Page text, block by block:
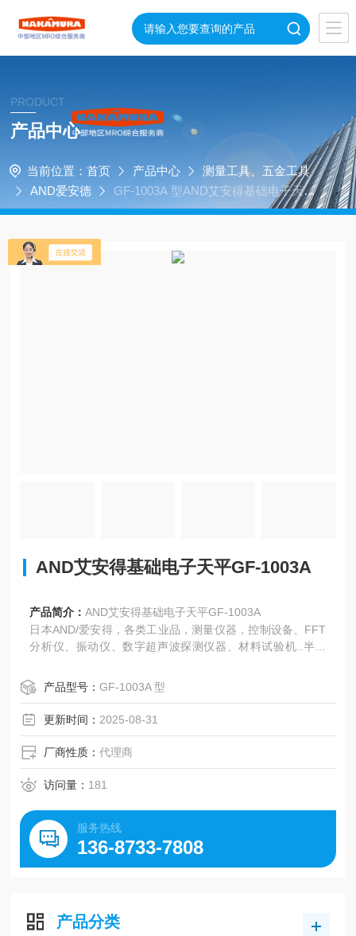
PRODUCT
产品中心
当前位置： 首页 产品中心
测量工具、五金工具
AND爱安德
GF-1003A 型AND艾安得基础电子天平
GF-1003A
AND艾安得基础电子天平GF-1003A
产品简介：AND艾安得基础电子天平GF-1003A
日本AND/爱安得，各类工业品，测量仪器，控制设备、FFT
分析仪、振动仪、数字超声波探测仪器、材料试验机..半导
重传感器、数据处理系统等通过内置特殊校正用砝码，可以
进行高精度测量。
产品型号：GF-1003A 型
更新时间： 2025-08-31
厂商性质：代理商
访问量： 181
服务热线
136-8733-7808
产品分类